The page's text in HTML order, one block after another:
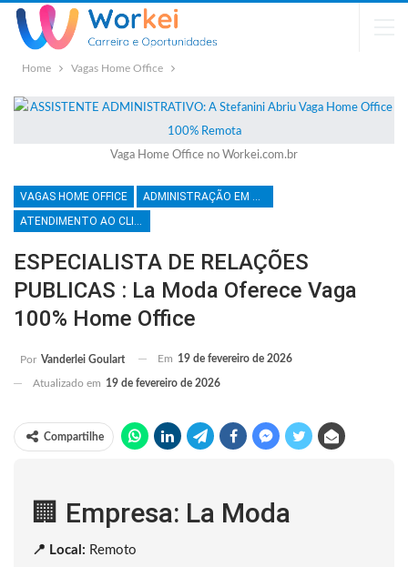
Home Vagas Home Office
Vaga Home Office no Workei.com.br
VAGAS HOME OFFICE
ADMINISTRAÇÃO EM GERAL
ATENDIMENTO AO CLIENTE
ESPECIALISTA DE RELAÇÕES
PUBLICAS : La Moda Oferece Vaga
100% Home Office
Por Vanderlei Goulart Em 19 de fevereiro de 2026
Atualizado em 19 de fevereiro de 2026
Compartilhe
🏢 Empresa: La Moda
📍 Local: Remoto